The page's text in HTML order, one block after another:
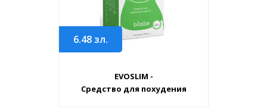
6.48зл.
EVOSLIM -
Средство для похудения